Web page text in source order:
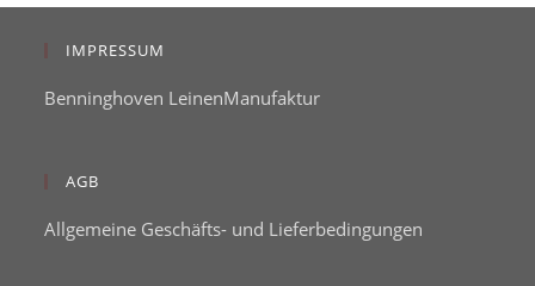
IMPRESSUM
Benninghoven LeinenManufaktur
AGB
Allgemeine Geschäfts- und Lieferbedingungen